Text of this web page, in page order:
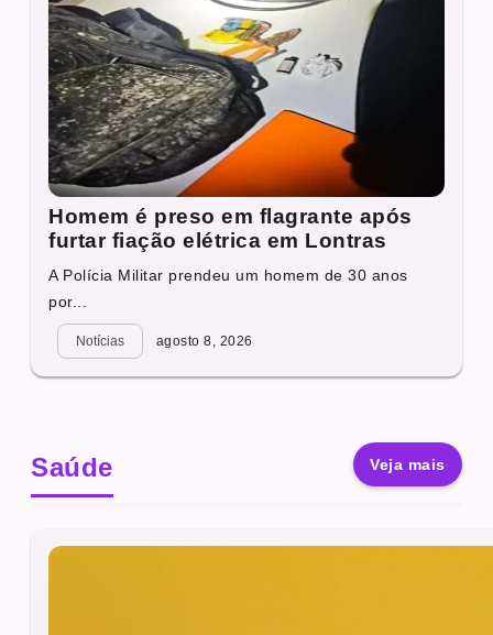
Homem é preso em flagrante após
furtar fiação elétrica em Lontras
A Polícia Militar prendeu um homem de 30 anos
por...
Notícias agosto 8, 2026
Saúde Veja mais